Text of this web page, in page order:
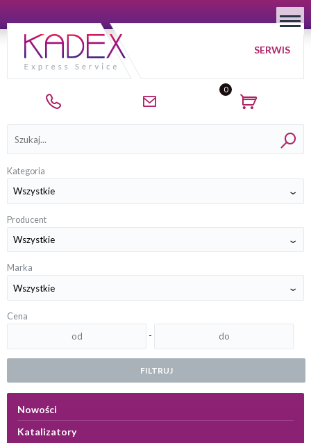
0
SERWIS
Kategoria
Producent
Marka
Cena
-
FILTRUJ
Kategorie
Nowości
Katalizatory